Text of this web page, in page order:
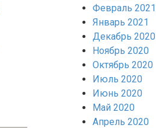
Февраль 2021
Январь 2021
Декабрь 2020
Ноябрь 2020
Октябрь 2020
Июль 2020
Июнь 2020
Май 2020
Апрель 2020